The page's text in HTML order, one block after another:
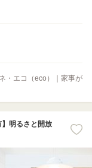
・エコ（eco）｜家事が
】明るさと開放